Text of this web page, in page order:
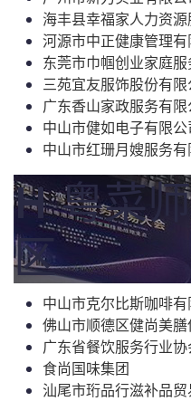
海丰县幸福家人力资
河源市中正健康管理有
东莞市巾帼创业家庭
三苑宜友服饰股份有限
广东香山家政服务有限
中山市健如电子有限公
中山市红珊月嫂服务
H 粤菜
区
中山市克尔比斯咖啡
佛山市顺德区健尚美
广东省餐饮服务行业协
食尚国味集团
汕尾市珩品行滋补品